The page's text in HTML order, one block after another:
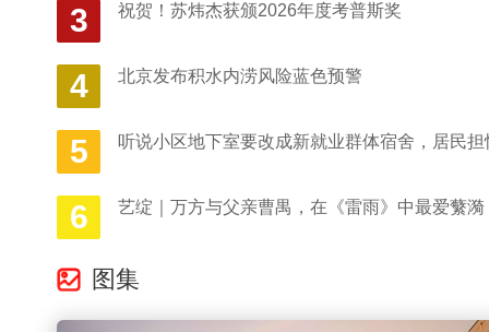
3 祝贺！苏炜杰获颁2026年度考普斯奖
4 北京发布积水内涝风险蓝色预警
5 听说小区地下室要改成新就业群体宿舍，居民
6 艺绽｜万方与父亲曹禺，在《雷雨》中最爱蘩漪
图集